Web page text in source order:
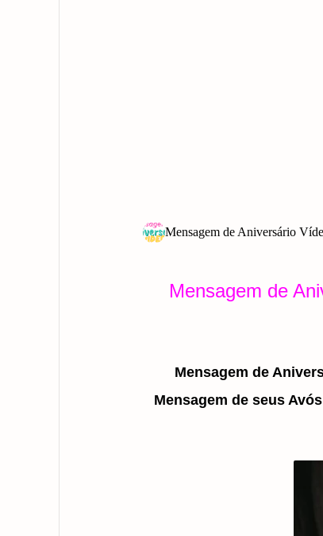
Mensagem de
Mensagem de
Mensagem de seus